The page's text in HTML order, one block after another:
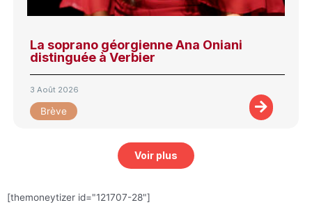
La soprano géorgienne Ana Oniani
distinguée à Verbier
3 Août 2026
Brève
Voir plus
[themoneytizer id="121707-28"]